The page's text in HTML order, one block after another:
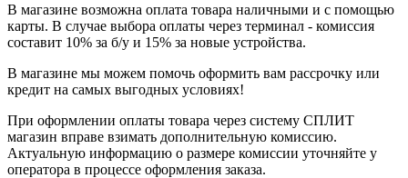
В магазине возможна оплата товара наличными и с помощью
карты. В случае выбора оплаты через терминал - комиссия
составит 10% за б/у и 15% за новые устройства.
В магазине мы можем помочь оформить вам рассрочку или
кредит на самых выгодных условиях!
При оформлении оплаты товара через систему СПЛИТ
магазин вправе взимать дополнительную комиссию.
Актуальную информацию о размере комиссии уточняйте у
оператора в процессе оформления заказа.